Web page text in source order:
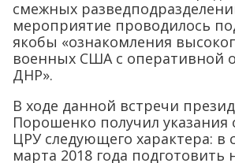
смежных
мероприятие проводилось
якобы «ознакомления
военных США с оперативной
ДНР».
В ходе данной встречи
Порошенко получил указания
ЦРУ следующего характера: в
марта 2018 года подготовить